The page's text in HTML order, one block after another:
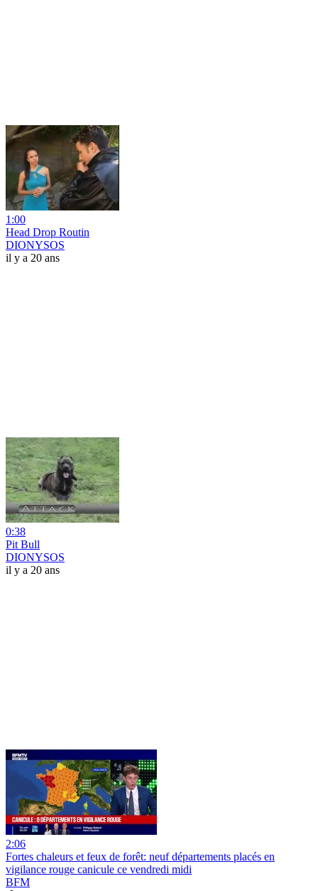
1:00
Head Drop Routin
DIONYSOS
il y a 20 ans
0:38
Pit Bull
DIONYSOS
il y a 20 ans
2:06
Fortes chaleurs et feux de forêt: neuf départements placés en
vigilance rouge canicule ce vendredi midi
BFM